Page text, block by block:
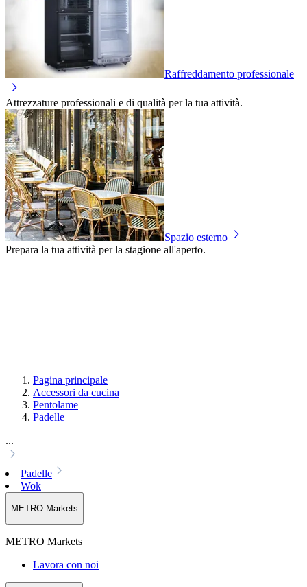
Raffreddamento professionale
Attrezzature professionali e di qualità per la tua attività.
Spazio esterno
Prepara la tua attività per la stagione all'aperto.
Pagina principale
Accessori da cucina
Pentolame
Padelle
...
Padelle
Wok
METRO Markets
METRO Markets
Lavora con noi